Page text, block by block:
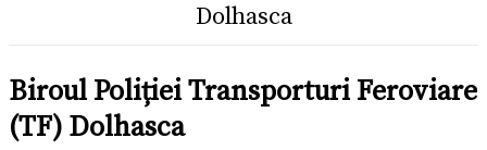
Dolhasca
Biroul Poliției Transporturi Feroviare
(TF) Dolhasca